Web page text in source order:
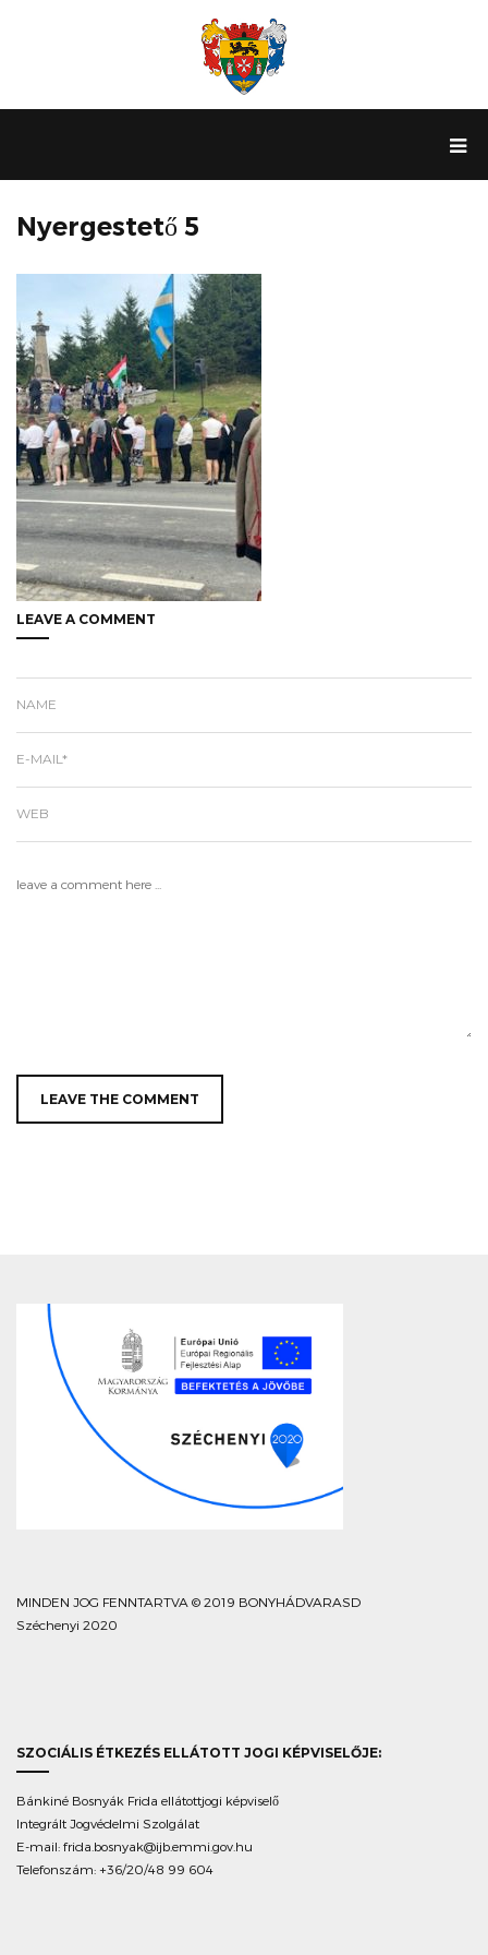
Nyergestető 5
LEAVE A COMMENT
NAME
E-MAIL*
WEB
MINDEN JOG FENNTARTVA © 2019 BONYHÁDVARASD
Széchenyi 2020
SZOCIÁLIS ÉTKEZÉS ELLÁTOTT JOGI KÉPVISELŐJE:
Bánkiné Bosnyák Frida ellátottjogi képviselő
Integrált Jogvédelmi Szolgálat
E-mail: frida.bosnyak@ijb.emmi.gov.hu
Telefonszám: +36/20/48 99 604